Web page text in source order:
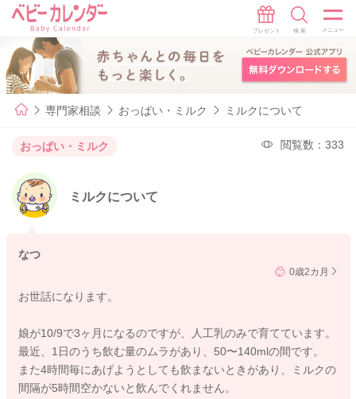
専門家相談 おっぱい・ミルク ミルクについて
おっぱい・ミルク 閲覧数：333
ミルクについて
なつ
0歳2カ月
お世話になります。
娘が10/9で3ヶ月になるのですが、人工乳のみで育てています。
最近、1日のうち飲む量のムラがあり、50〜140mlの間です。
また4時間毎にあげようとしても飲まないときがあり、ミルクの
間隔が5時間空かないと飲んでくれません。